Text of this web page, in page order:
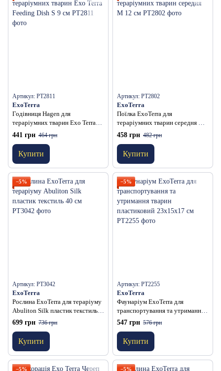
Артикул: PT2811
ExoTerra
Годівниця Hagen для
тераріумних тварин Exo Terra
Feeding Dish S 9 см
441 грн 464 грн
Купити
Артикул: PT2802
ExoTerra
Поїлка ExoTerra для
тераріумних тварин середня M
12 см
458 грн 482 грн
Купити
−5%
Артикул: PT3042
ExoTerra
Рослина ExoTerra для тераріуму
Abuliton Silk пластик текстиль
40 см
699 грн 736 грн
Купити
−5%
Артикул: PT2255
ExoTerra
Фаунаріум ExoTerra для
транспортування та утримання
тварин пластиковий 23х15х17
547 грн 576 грн
Купити
−5% −5%